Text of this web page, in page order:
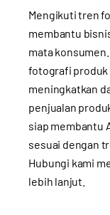
Mengikuti tren
membantu
mata
fotografi produk
meningkatkan
penjualan
siap membantu
sesuai dengan
Hubungi kami
lebih lanjut.